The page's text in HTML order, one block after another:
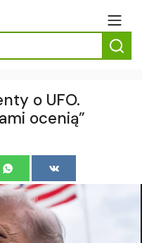
o UFO.
ocenią”